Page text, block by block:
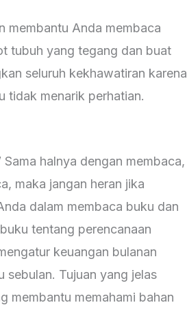
membantu Anda membaca
tubuh yang tegang dan buat
seluruh kekhawatiran karena
tidak menarik perhatian.
Sama halnya dengan membaca,
maka jangan heran jika
dalam membaca buku dan
tentang perencanaan
keuangan bulanan
sebulan. Tujuan yang jelas
membantu memahami bahan